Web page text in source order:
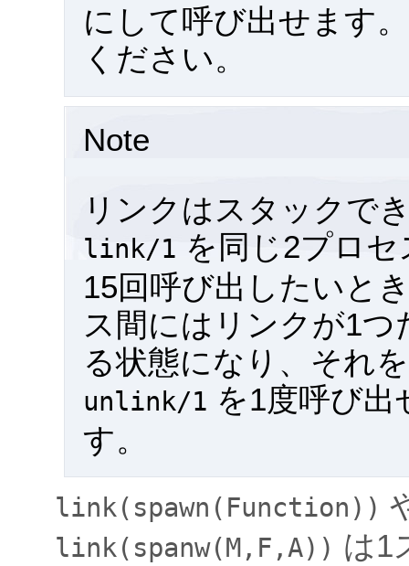
にして呼び出せます
ください。
Note
リンクはスタックで
link/1 を同じ2プロ
15回呼び出したいと
ス間にはリンクが1つ
る状態になり、それ
unlink/1 を1度呼び出
す。
link(spawn(Function))
link(spanw(M,F,A)) は1